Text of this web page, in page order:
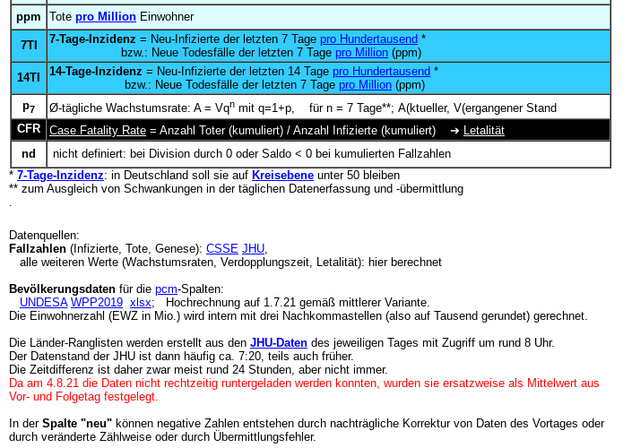
ppm
Tote pro Million Einwohner
7TI 7-Tage-Inzidenz = Neu-Infizierte der letzten 7 Tage pro Hundertausend *
bzw.: Neue Todesfälle der letzten 7 Tage pro Million (ppm)
14TI
14-Tage-Inzidenz = Neu-Infizierte der letzten 14 Tage pro Hundertausend *
bzw.: Neue Todesfälle der letzten 7 Tage pro Million (ppm)
p7 Ø-tägliche Wachstumsrate: A = Vqn mit q=1+p, für n = 7 Tage**; A(ktueller, V(ergangener Stand
CFR
Case Fatality Rate = Anzahl Toter (kumuliert) / Anzahl Infizierte (kumuliert) ➔ Letalität
nd
nicht definiert: bei Division durch 0 oder Saldo < 0 bei kumulierten Fallzahlen
* 7-Tage-Inzidenz: in Deutschland soll sie auf Kreisebene unter 50 bleiben
** zum Ausgleich von Schwankungen in der täglichen Datenerfassung und -übermittlung
.
Datenquellen:
Fallzahlen (Infizierte, Tote, Genese): CSSE JHU,
alle weiteren Werte (Wachstumsraten, Verdopplungszeit, Letalität): hier berechnet
Bevölkerungsdaten für die pcm-Spalten:
UNDESA WPP2019 xlsx; Hochrechnung auf 1.7.21 gemäß mittlerer Variante.
Die Einwohnerzahl (EWZ in Mio.) wird intern mit drei Nachkommastellen (also auf Tausend gerundet) gerechnet.
Die Länder-Ranglisten werden erstellt aus den JHU-Daten des jeweiligen Tages mit Zugriff um rund 8 Uhr.
Der Datenstand der JHU ist dann häufig ca. 7:20, teils auch früher.
Die Zeitdifferenz ist daher zwar meist rund 24 Stunden, aber nicht immer.
Da am 4.8.21 die Daten nicht rechtzeitig runtergeladen werden konnten, wurden sie ersatzweise als Mittelwert aus
Vor- und Folgetag festgelegt.
In der Spalte "neu" können negative Zahlen entstehen durch nachträgliche Korrektur von Daten des Vortages oder
durch veränderte Zählweise oder durch Übermittlungsfehler.